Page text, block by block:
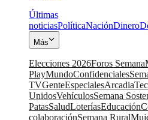
Últimas
noticiasPolíticaNaciónDinero
Más
Elecciones 2026Foros Semana
PlayMundoConfidenciales
TVGenteEspecialesArcadia
UnidosVehículosSemana
PatasSaludLoteríasEducación
colaboraciónSemana Rural